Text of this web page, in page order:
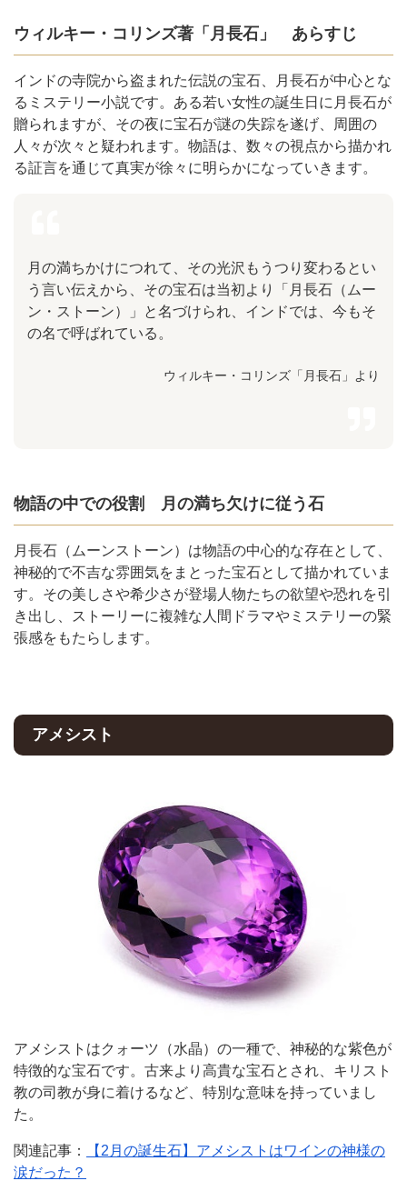
ウィルキー・コリンズ著「月長石」 あらすじ
インドの寺院から盗まれた伝説の宝石、月長石が中心とな
るミステリー小説です。ある若い女性の誕生日に月長石が
贈られますが、その夜に宝石が謎の失踪を遂げ、周囲の
人々が次々と疑われます。物語は、数々の視点から描かれ
る証言を通じて真実が徐々に明らかになっていきます。
月の満ちかけにつれて、その光沢もうつり変わるとい
う言い伝えから、その宝石は当初より「月長石（ムー
ン・ストーン）」と名づけられ、インドでは、今もそ
の名で呼ばれている。
ウィルキー・コリンズ「月長石」より
物語の中での役割 月の満ち欠けに従う石
月長石（ムーンストーン）は物語の中心的な存在として、
神秘的で不吉な雰囲気をまとった宝石として描かれていま
す。その美しさや希少さが登場人物たちの欲望や恐れを引
き出し、ストーリーに複雑な人間ドラマやミステリーの緊
張感をもたらします。
アメシスト
アメシストはクォーツ（水晶）の一種で、神秘的な紫色が
特徴的な宝石です。古来より高貴な宝石とされ、キリスト
教の司教が身に着けるなど、特別な意味を持っていまし
た。
関連記事：
【2月の誕生石】アメシストはワインの神様の
涙だった？